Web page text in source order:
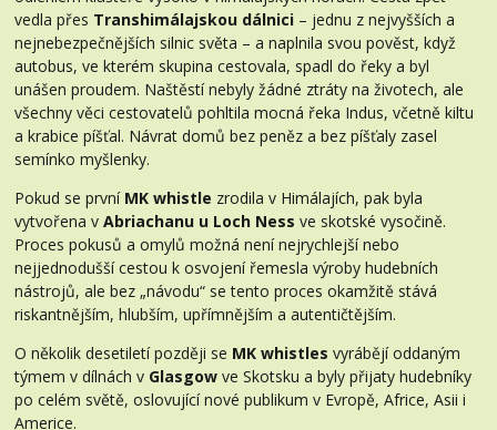
vedla přes Transhimálajskou dálnici – jednu z nejvyšších a
nejnebezpečnějších silnic světa – a naplnila svou pověst, když
autobus, ve kterém skupina cestovala, spadl do řeky a byl
unášen proudem. Naštěstí nebyly žádné ztráty na životech, ale
všechny věci cestovatelů pohltila mocná řeka Indus, včetně kiltu
a krabice píšťal. Návrat domů bez peněz a bez píšťaly zasel
semínko myšlenky.
Pokud se první MK whistle zrodila v Himálajích, pak byla
vytvořena vAbriachanu u Loch Ness ve skotské vysočině.
Proces pokusů a omylů možná není nejrychlejší nebo
nejjednodušší cestou k osvojení řemesla výroby hudebních
nástrojů, ale bez „návodu“ se tento proces okamžitě stává
riskantnějším, hlubším, upřímnějším a autentičtějším.
O několik desetiletí později se MK whistles vyrábějí oddaným
týmem v dílnách v Glasgow ve Skotsku a byly přijaty hudebníky
po celém světě, oslovující nové publikum v Evropě, Africe, Asii i
Americe.